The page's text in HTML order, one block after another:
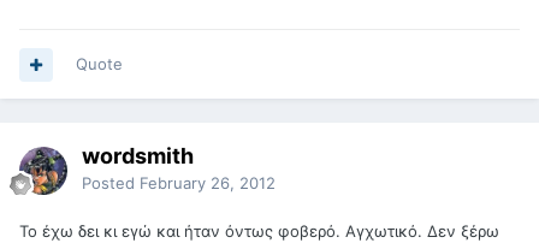
Quote
wordsmith
Posted February 26, 2012
Το έχω δει κι εγώ και ήταν όντως φοβερό. Αγχωτικό. Δεν ξέρω